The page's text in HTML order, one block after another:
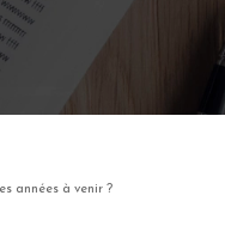
années à venir ?